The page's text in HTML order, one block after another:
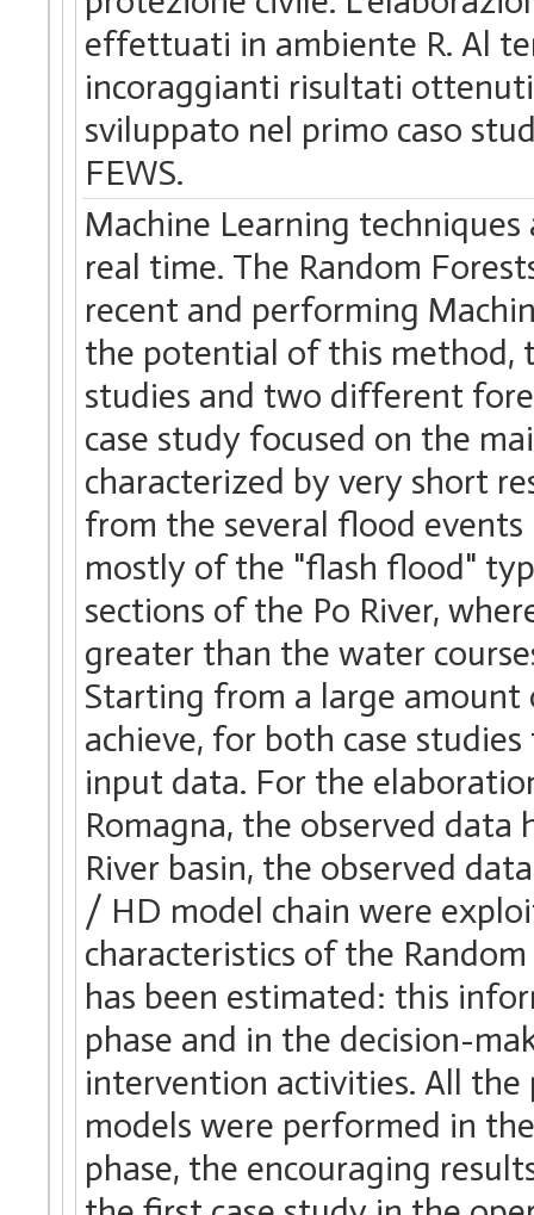
effettuati in ambiente R. Al
incoraggianti risultati
sviluppato nel primo caso
FEWS.
Machine Learning
real time. The Random
recent and performing
the potential of this method,
studies and two different
case study focused on the
characterized by very short
from the several flood events
mostly of the "flash flood"
sections of the Po River,
greater than the water
Starting from a large
achieve, for both case
input data. For the
Romagna, the observed data
River basin, the observed
/ HD model chain were
characteristics of the
has been estimated: this
phase and in the decision-
intervention activities. All the
models were performed in
phase, the encouraging